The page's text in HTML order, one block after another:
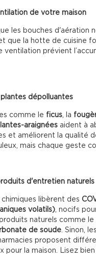
de votre maison
les bouches d'aération
que la hotte de cuisine
ventilation prévient
dépolluantes
comme le ficus , la
araignées aident à
et améliorent la qualité
mais chaque geste
d'entretien naturels
chimiques libèrent des
volatils) , nocifs
naturels comme le
de soude . Sinon, les
proposent
pour la maison. Lisez bien